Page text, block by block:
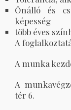
Önálló és
képesség
több éves
A
A munka
A
tér 6.